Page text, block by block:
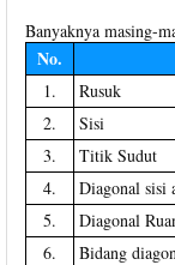
Banyaknya masing-
No.
1. Rusuk
2.
Sisi
3.
Titik Sudut
4.
Diagonal sisi
5.
Diagonal
6.
Bidang